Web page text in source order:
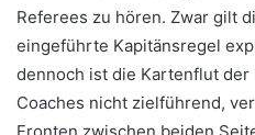
Referees zu hören. Zwar gilt
eingeführte Kapitänsregel
dennoch ist die Kartenflut der
Coaches nicht zielführend,